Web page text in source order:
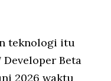
teknologi itu
Developer Beta
2026 waktu